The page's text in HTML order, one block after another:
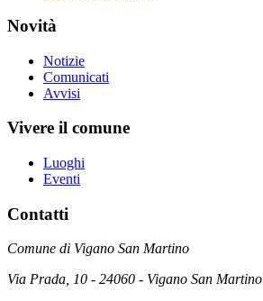
Novità
Notizie
Comunicati
Avvisi
Vivere il comune
Luoghi
Eventi
Contatti
Comune di Vigano San Martino
Via Prada, 10 - 24060 - Vigano San Martino